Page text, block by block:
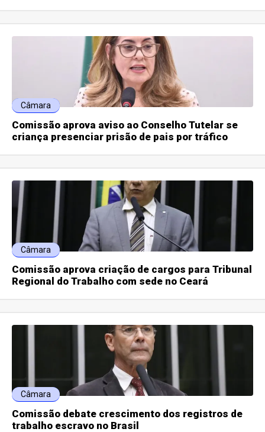
Câmara
Comissão aprova aviso ao Conselho Tutelar se
criança presenciar prisão de pais por tráfico
Câmara
Comissão aprova criação de cargos para Tribunal
Regional do Trabalho com sede no Ceará
Câmara
Comissão debate crescimento dos registros de
trabalho escravo no Brasil